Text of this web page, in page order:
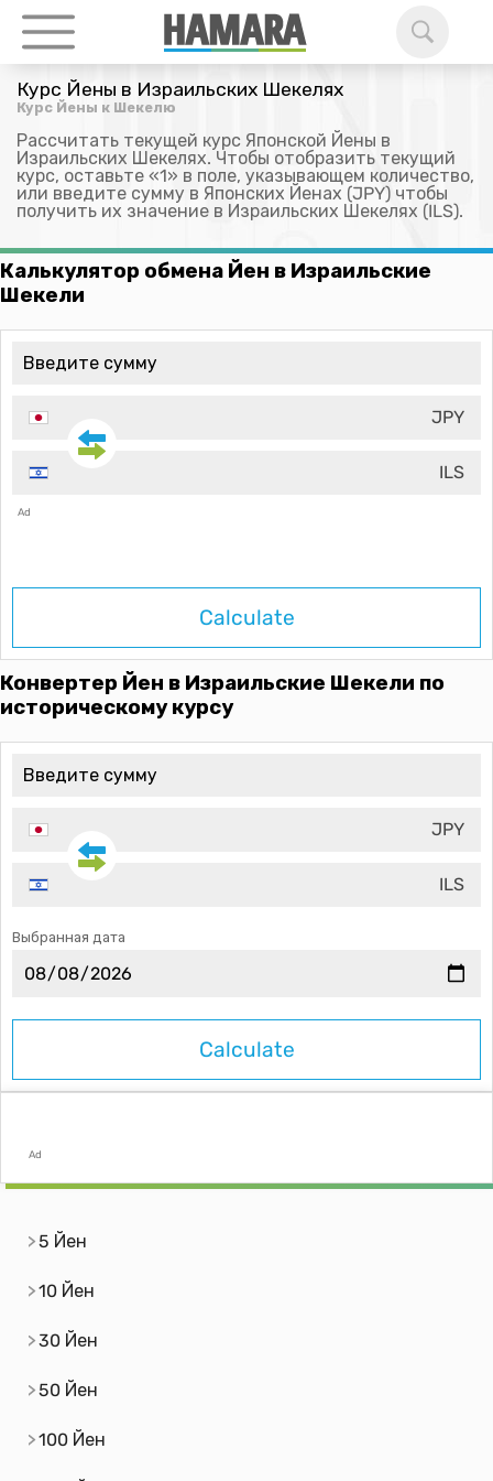
Курс Йены в Израильских Шекелях
Курс Йены к Шекелю
Рассчитать текущей курс Японской Йены в
Израильских Шекелях. Чтобы отобразить текущий
курс, оставьте «1» в поле, указывающем количество,
или введите сумму в Японских Йенах (JPY) чтобы
получить их значение в Израильских Шекелях (ILS).
Калькулятор обмена Йен в Израильские
Шекели
JPY
ILS
Ad
Calculate
Конвертер Йен в Израильские Шекели по
историческому курсу
JPY
ILS
Выбранная дата
Ad
5 Йен
10 Йен
30 Йен
50 Йен
100 Йен